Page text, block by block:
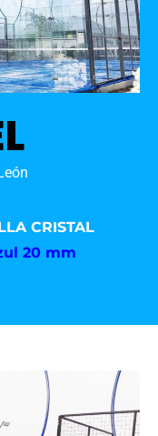
CRISTAL
20 mm